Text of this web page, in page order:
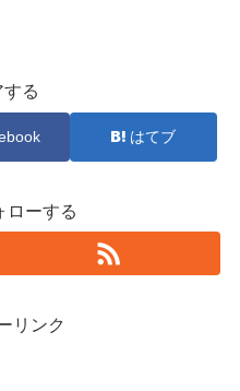
する
はてブ
ローする
リンク